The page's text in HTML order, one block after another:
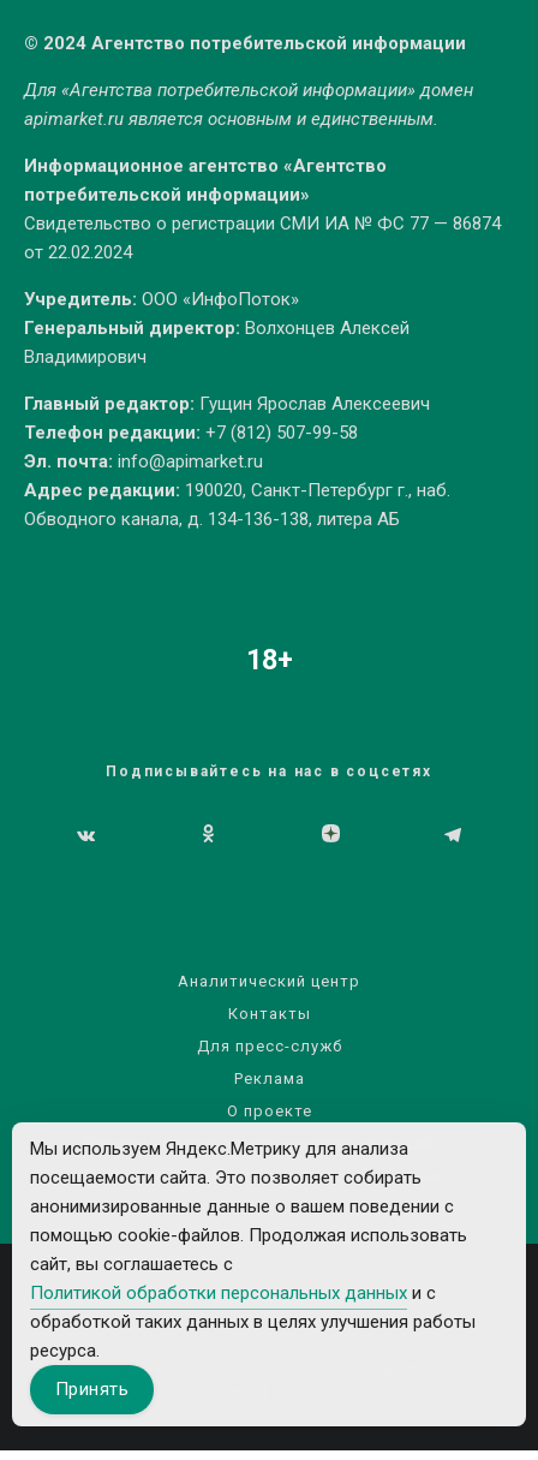
© 2024 Агентство потребительской информации
Для «Агентства потребительской информации» домен
apimarket.ruявляется основным и единственным.
Информационное агентство «Агентство
потребительской информации»
Свидетельство о регистрации СМИ ИА № ФС 77 — 86874
от 22.02.2024
Учредитель: ООО «ИнфоПоток»
Генеральный директор: Волхонцев Алексей
Владимирович
Главный редактор: Гущин Ярослав Алексеевич
Телефон редакции: +7 (812) 507-99-58
Эл. почта: info@apimarket.ru
Адрес редакции: 190020, Санкт-Петербург г., наб.
Обводного канала, д. 134-136-138, литера АБ
18+
Подписывайтесь на нас в соцсетях
Аналитический центр
Контакты
Для пресс-служб
Реклама
О проекте
Правила использования материалов сайта
Политика обработки персональных данных
Все рекламируемые товары и услуги имеют необходимые лицензии и
Мы используем Яндекс.Метрику для анализа
посещаемости сайта. Это позволяет собирать
анонимизированные данные о вашем поведении с
помощью cookie-файлов. Продолжая использовать
сайт, вы соглашаетесь с
Политикой обработки персональных данных и с
обработкой таких данных в целях улучшения работы
ресурса.
Принять